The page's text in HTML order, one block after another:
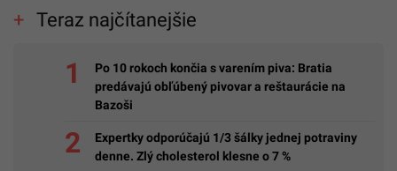
Teraz najčítanejšie
Po 10 rokoch končia s varením piva: Bratia
predávajú obľúbený pivovar a reštaurácie na
Bazoši
Expertky odporúčajú 1/3 šálky jednej potraviny
denne. Zlý cholesterol klesne o 7 %